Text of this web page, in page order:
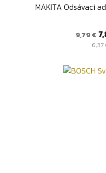
MAKITA Odsávací
Bežná
cena
9,79 €
6,37